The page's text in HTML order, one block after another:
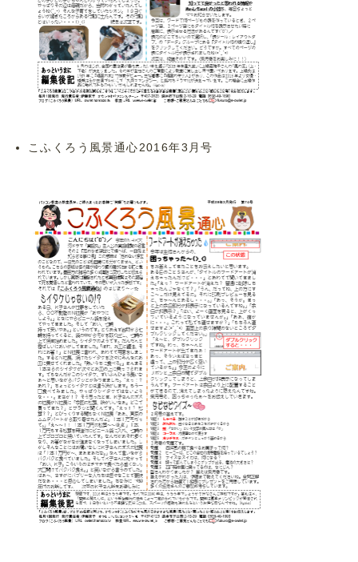
こふくろう風景通心2016年3月号